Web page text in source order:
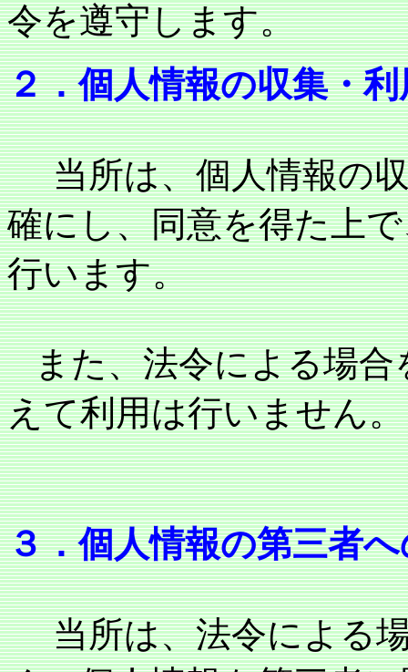
令を遵守します。
２．個人情報の収集・
当所は、個人情報の収
確にし、同意を得た上
行います。
また、法令による場合
えて利用は行いません。
３．個人情報の第三者
当所は、法令による場